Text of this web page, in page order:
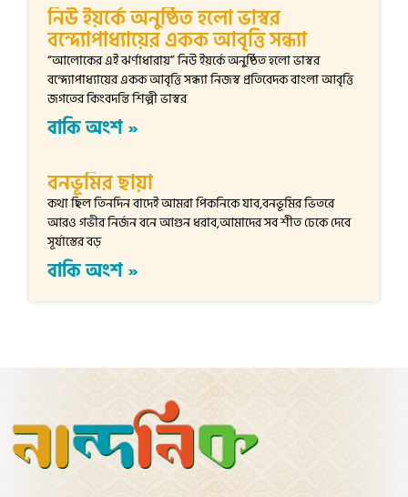
নিউ ইয়র্কে অনুষ্ঠিত হলো ভাস্বর
বন্দ্যোপাধ্যায়ের একক আবৃত্তি সন্ধ্যা
“আলোকের এই ঝর্ণাধারায়” নিউ ইয়র্কে অনুষ্ঠিত হলো ভাস্বর
বন্দ্যোপাধ্যায়ের একক আবৃত্তি সন্ধ্যা নিজস্ব প্রতিবেদক বাংলা আবৃত্তি
জগতের কিংবদন্তি শিল্পী ভাস্বর
বাকি অংশ »
বনভূমির ছায়া
কথা ছিল তিনদিন বাদেই আমরা পিকনিকে যাব,বনভূমির ভিতরে
আরও গভীর নির্জন বনে আগুন ধরাব,আমাদের সব শীত ঢেকে দেবে
সূর্যাস্তের বড়
বাকি অংশ »